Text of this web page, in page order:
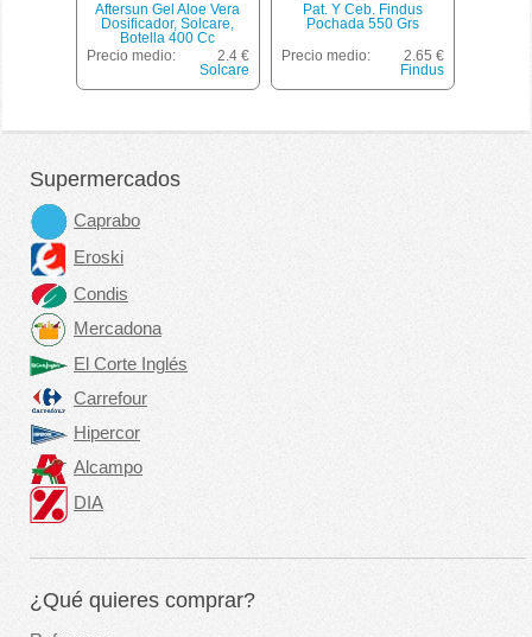
Aftersun Gel Aloe Vera
Dosificador, Solcare,
Botella 400 Cc
Precio medio:
2.4 €
Solcare
Pat. Y Ceb. Findus
Pochada 550 Grs
Precio medio:
2.65 €
Findus
Supermercados
Caprabo
Eroski
Condis
Mercadona
El Corte Inglés
Carrefour
Hipercor
Alcampo
DIA
¿Qué quieres comprar?